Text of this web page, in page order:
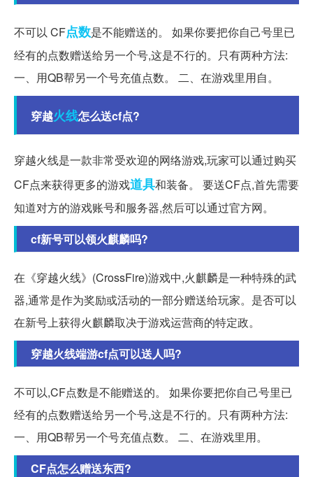
不可以 CF点数是不能赠送的。 如果你要把你自己号里已
经有的点数赠送给另一个号,这是不行的。只有两种方法:
一、用QB帮另一个号充值点数。 二、在游戏里用自。
穿越火线怎么送cf点?
穿越火线是一款非常受欢迎的网络游戏,玩家可以通过购买
CF点来获得更多的游戏道具和装备。 要送CF点,首先需要
知道对方的游戏账号和服务器,然后可以通过官方网。
cf新号可以领火麒麟吗?
在《穿越火线》(CrossFire)游戏中,火麒麟是一种特殊的武
器,通常是作为奖励或活动的一部分赠送给玩家。是否可以
在新号上获得火麒麟取决于游戏运营商的特定政。
穿越火线端游cf点可以送人吗?
不可以,CF点数是不能赠送的。 如果你要把你自己号里已
经有的点数赠送给另一个号,这是不行的。只有两种方法:
一、用QB帮另一个号充值点数。 二、在游戏里用。
CF点怎么赠送东西?